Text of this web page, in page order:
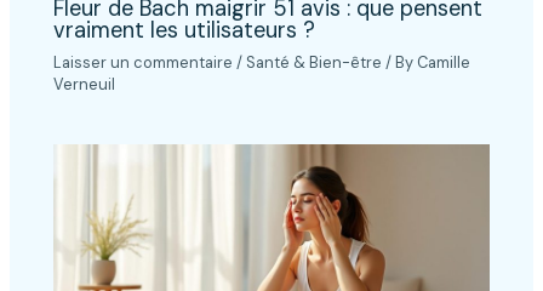
Fleur de Bach maigrir 51 avis : que pensent
vraiment les utilisateurs ?
Laisser un commentaire / Santé & Bien-être / By Camille
Verneuil